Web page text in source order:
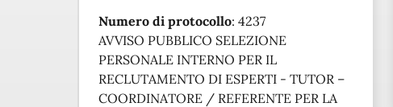
Numero di protocollo: 4237
AVVISO PUBBLICO SELEZIONE
PERSONALE INTERNO PER IL
RECLUTAMENTO DI ESPERTI - TUTOR –
COORDINATORE / REFERENTE PER LA